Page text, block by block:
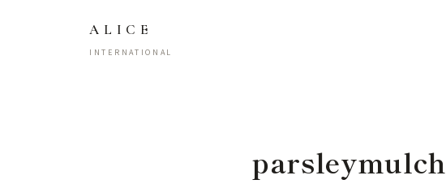
ALICE
INTERNATIONAL
parsleymulch